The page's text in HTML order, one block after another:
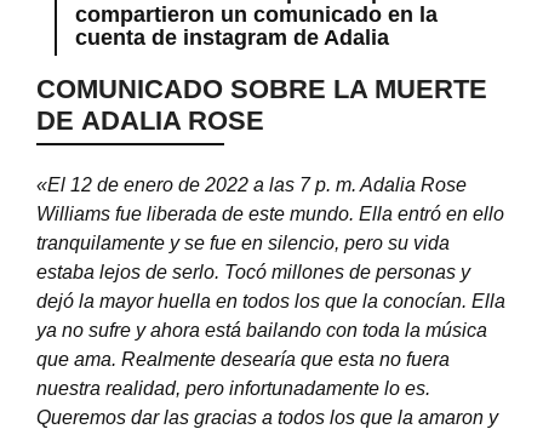
compartieron un comunicado en la
cuenta de instagram de Adalia
COMUNICADO SOBRE LA MUERTE
DE ADALIA ROSE
«El 12 de enero de 2022 a las 7 p. m. Adalia Rose
Williams fue liberada de este mundo. Ella entró en ello
tranquilamente y se fue en silencio, pero su vida
estaba lejos de serlo. Tocó millones de personas y
dejó la mayor huella en todos los que la conocían. Ella
ya no sufre y ahora está bailando con toda la música
que ama. Realmente desearía que esta no fuera
nuestra realidad, pero infortunadamente lo es.
Queremos dar las gracias a todos los que la amaron y